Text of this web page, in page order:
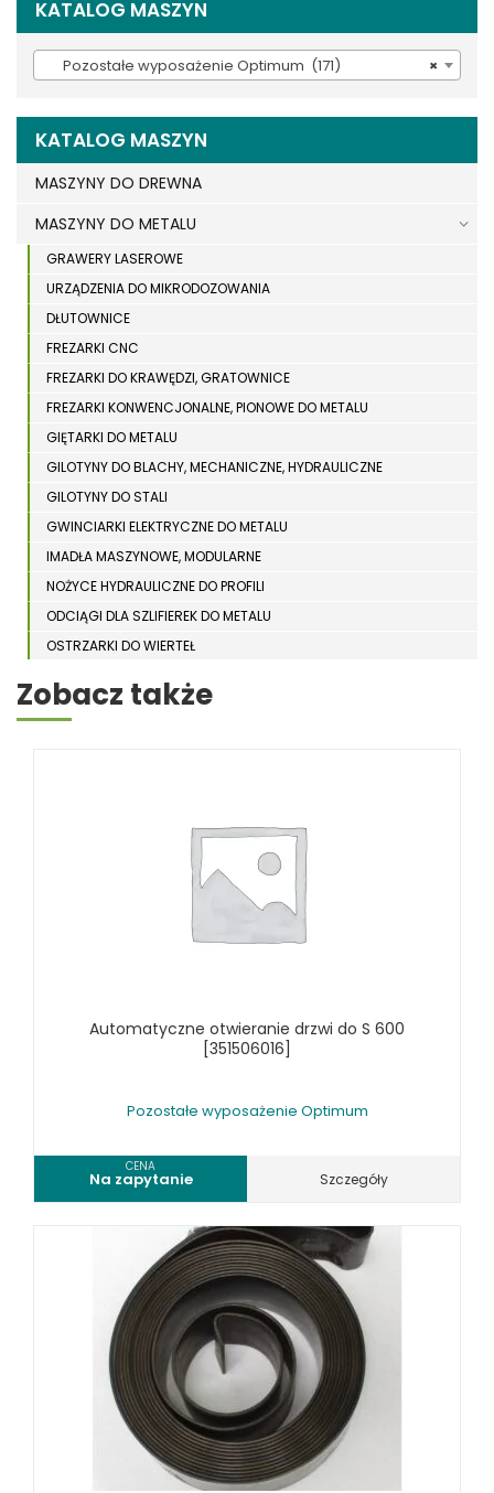
KATALOG MASZYN
×
Pozostałe wyposażenie Optimum (171)
KATALOG MASZYN
MASZYNY DO DREWNA
MASZYNY DO METALU
GRAWERY LASEROWE
URZĄDZENIA DO MIKRODOZOWANIA
DŁUTOWNICE
FREZARKI CNC
FREZARKI DO KRAWĘDZI, GRATOWNICE
FREZARKI KONWENCJONALNE, PIONOWE DO METALU
GIĘTARKI DO METALU
GILOTYNY DO BLACHY, MECHANICZNE, HYDRAULICZNE
GILOTYNY DO STALI
GWINCIARKI ELEKTRYCZNE DO METALU
IMADŁA MASZYNOWE, MODULARNE
NOŻYCE HYDRAULICZNE DO PROFILI
ODCIĄGI DLA SZLIFIEREK DO METALU
OSTRZARKI DO WIERTEŁ
PIŁY TAŚMOWE DO METALU
SZLIFIERKI DO METALU, PŁASZCZYZN
WIERTARKI KOLUMNOWE, SŁUPOWE, STOŁOWE
WIERTARKI MAGNETYCZNE
WYKRAWARKI DO BLACHY, PNEUMATYCZNE
ZAGINARKI DO BLACHY, MECHANICZNE
ŻŁOBIARKI DO BLACHY
WYPOSAŻENIE DODATKOWE OPTIMUM
POZOSTAŁE WYPOSAŻENIE OPTIMUM
OŚWIETLENIE PRZEMYSŁOWE LED
WYPOSAŻENIE FREZAREK OPTIMUM
WYPOSAŻENIE PIŁ TARCZOWYCH OPTIMUM
WYPOSAŻENIE PIŁ TAŚMOWYCH OPTIMUM
WYPOSAŻENIE STOŁÓW OBROTOWYCH
WYPOSAŻENIE STOŁÓW ROLKOWYCH OPTIMUM
WYPOSAŻENIE SZLIFIEREK OPTIMUM
Zobacz także
Automatyczne otwieranie drzwi do S 600
[351506016]
Pozostałe wyposażenie Optimum
CENA
Na zapytanie Szczegóły